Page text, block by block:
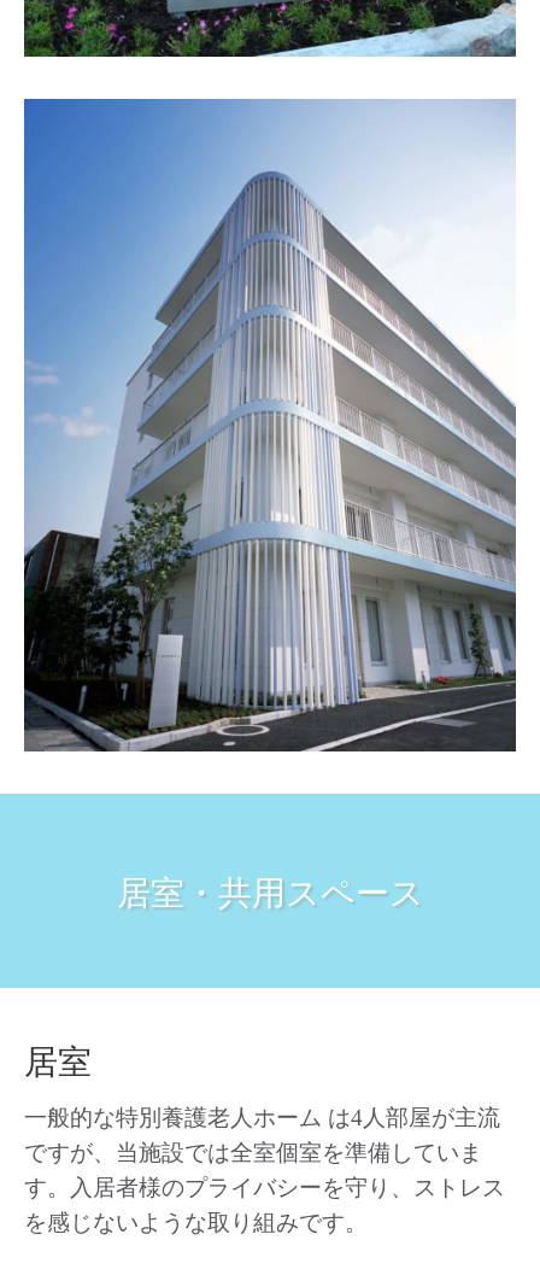
居室・共用スペース
居室
一般的な特別養護老人ホーム は4人部屋が主流
ですが、当施設では全室個室を準備していま
す。入居者様のプライバシーを守り、ストレス
を感じないような取り組みです。